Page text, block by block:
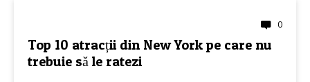
0
Top 10 atracții din New York pe care nu
trebuie să le ratezi